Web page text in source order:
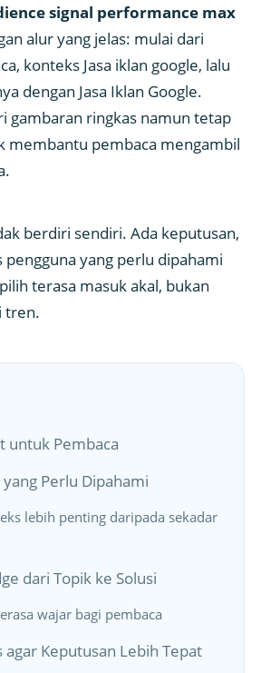
signal performance max
alur yang jelas: mulai dari
konteks Jasa iklan google, lalu
dengan Jasa Iklan Google.
gambaran ringkas namun tetap
membantu pembaca mengambil
berdiri sendiri. Ada keputusan,
yang perlu dipahami
terasa masuk akal, bukan
tren.
untuk Pembaca
Perlu Dipahami
lebih penting daripada sekadar
dari Topik ke Solusi
wajar bagi pembaca
agar Keputusan Lebih Tepat